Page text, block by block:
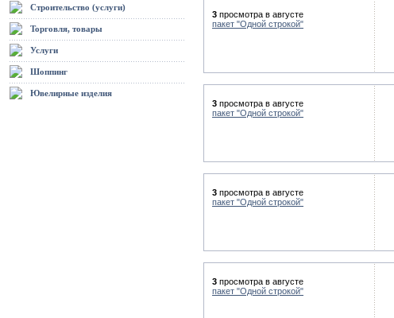
Строительство (услуги)
Торговля, товары
Услуги
Шоппинг
Ювелирные изделия
3 просмотра в августе
пакет "Одной строкой"
3 просмотра в августе
пакет "Одной строкой"
3 просмотра в августе
пакет "Одной строкой"
3 просмотра в августе
пакет "Одной строкой"